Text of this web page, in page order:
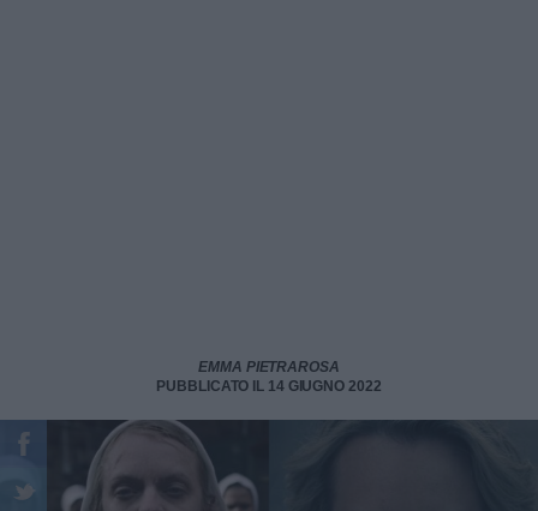
EMMA PIETRAROSA
PUBBLICATO IL 14 GIUGNO 2022